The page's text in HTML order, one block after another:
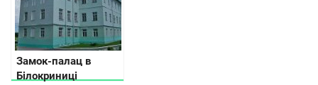
Замок-палац в
Білокриниці